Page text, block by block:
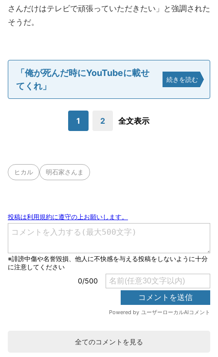
さんだけはテレビで頑張っていただきたい」と強調された
そうだ。
「俺が死んだ時にYouTubeに載せ
てくれ」
続きを読む
1 2 全文表示
ヒカル 明石家さんま
全てのコメントを見る